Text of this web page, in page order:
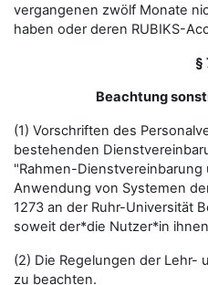
vergangenen zwölf Monate
haben oder deren RUBIKS-
§
Beachtung
(1) Vorschriften des
bestehenden
"Rahmen-Dienstvereinbarung
Anwendung von Systemen
1273 an der Ruhr-Universität
soweit der*die Nutzer*in
(2) Die Regelungen der Lehr-
zu beachten.